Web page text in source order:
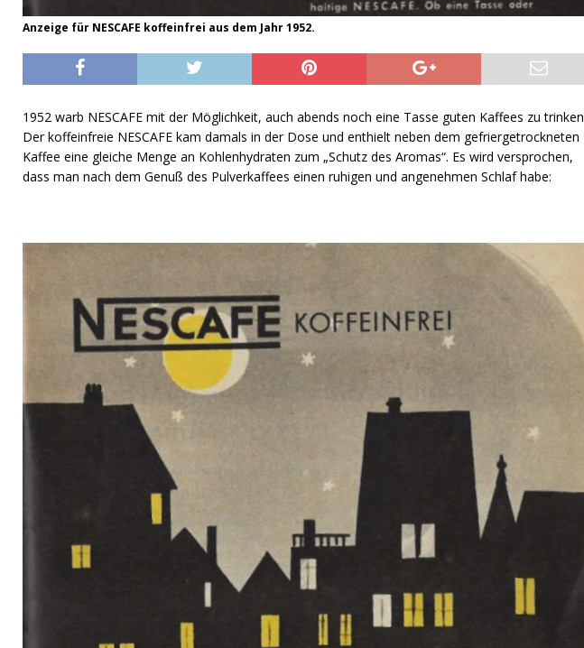
Anzeige für NESCAFE koffeinfrei aus dem Jahr 1952.
1952 warb NESCAFE mit der Möglichkeit, auch abends noch eine Tasse guten Kaffees zu
Der koffeinfreie NESCAFE kam damals in der Dose und enthielt neben dem gefriergetrockneten
Kaffee eine gleiche Menge an Kohlenhydraten zum „Schutz des Aromas“. Es wird versprochen,
dass man nach dem Genuß des Pulverkaffees einen ruhigen und angenehmen Schlaf habe: